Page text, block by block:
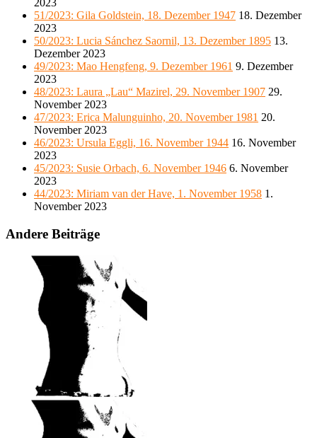
2023
51/2023: Gila Goldstein, 18. Dezember 1947 18. Dezember
2023
50/2023: Lucia Sánchez Saornil, 13. Dezember 1895 13.
Dezember 2023
49/2023: Mao Hengfeng, 9. Dezember 1961 9. Dezember
2023
48/2023: Laura „Lau“ Mazirel, 29. November 1907 29.
November 2023
47/2023: Erica Malunguinho, 20. November 1981 20.
November 2023
46/2023: Ursula Eggli, 16. November 1944 16. November
2023
45/2023: Susie Orbach, 6. November 1946 6. November
2023
44/2023: Miriam van der Have, 1. November 1958 1.
November 2023
Andere Beiträge